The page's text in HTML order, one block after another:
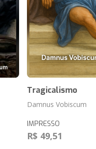
Tragicalismo
Damnus Vobiscum
IMPRESSO
R$ 49,51